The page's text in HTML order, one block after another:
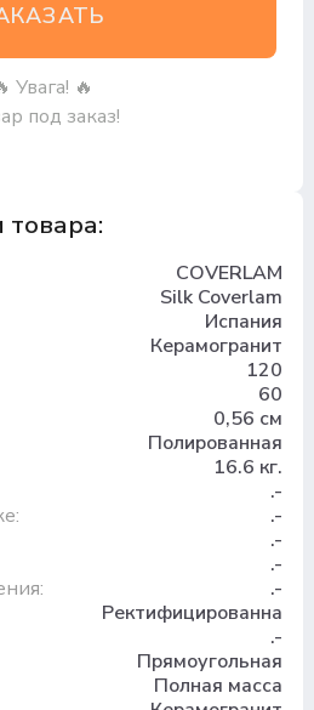
Увага! 🔥
под заказ!
товара:
COVERLAM
Silk Coverlam
Испания
Керамогранит
120
60
0,56 см
Полированная
16.6 кг.
.-
.-
.-
.-
.-
Ректифицированна
.-
Прямоугольная
Полная масса